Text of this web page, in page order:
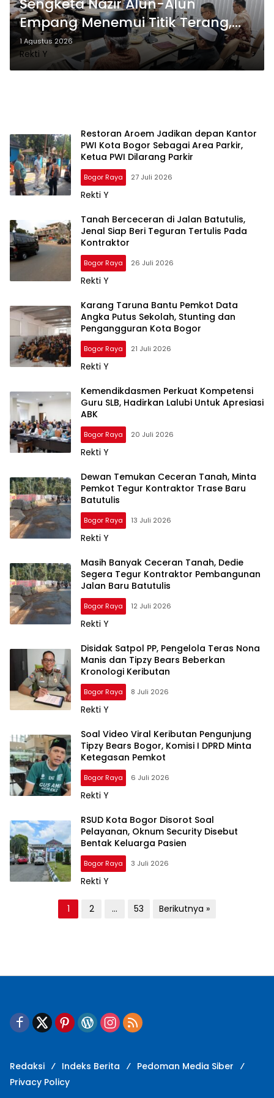
Sengketa Nazir Alun-Alun
Empang Menemui Titik Terang,
Pertemuan Hasilkan 4 Poin
Kesepakatan
1 Agustus 2026
Rekti Y
Restoran Aroem Jadikan depan Kantor
PWI Kota Bogor Sebagai Area Parkir,
Ketua PWI Dilarang Parkir
Bogor Raya 27 Juli 2026
Rekti Y
Tanah Berceceran di Jalan Batutulis,
Jenal Siap Beri Teguran Tertulis Pada
Kontraktor
Bogor Raya 26 Juli 2026
Rekti Y
Karang Taruna Bantu Pemkot Data
Angka Putus Sekolah, Stunting dan
Pengangguran Kota Bogor
Bogor Raya 21 Juli 2026
Rekti Y
Kemendikdasmen Perkuat Kompetensi
Guru SLB, Hadirkan Lalubi Untuk Apresiasi
ABK
Bogor Raya 20 Juli 2026
Rekti Y
Dewan Temukan Ceceran Tanah, Minta
Pemkot Tegur Kontraktor Trase Baru
Batutulis
Bogor Raya 13 Juli 2026
Rekti Y
Masih Banyak Ceceran Tanah, Dedie
Segera Tegur Kontraktor Pembangunan
Jalan Baru Batutulis
Bogor Raya 12 Juli 2026
Rekti Y
Disidak Satpol PP, Pengelola Teras Nona
Manis dan Tipzy Bears Beberkan
Kronologi Keributan
Bogor Raya 8 Juli 2026
Rekti Y
Soal Video Viral Keributan Pengunjung
Tipzy Bears Bogor, Komisi I DPRD Minta
Ketegasan Pemkot
Bogor Raya 6 Juli 2026
Rekti Y
RSUD Kota Bogor Disorot Soal
Pelayanan, Oknum Security Disebut
Bentak Keluarga Pasien
Bogor Raya 3 Juli 2026
Rekti Y
g
s
o
1 2 … 53 Berikutnya »
Redaksi Indeks Berita
Pedoman Media Siber
Privacy Policy